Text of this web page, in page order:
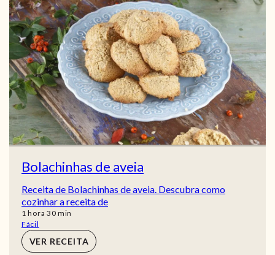
Bolachinhas de aveia
Receita de Bolachinhas de aveia. Descubra como
cozinhar a receita de
1 hora
hora 30min
min
Fácil
VER RECEITA